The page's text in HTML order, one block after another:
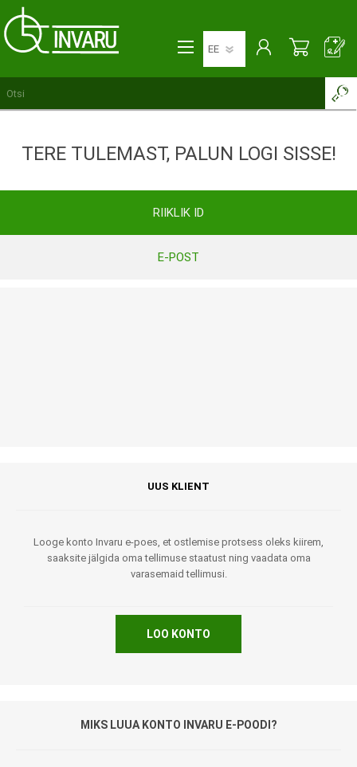
TERE TULEMAST, PALUN LOGI SISSE!
RIIKLIK ID
E-POST
UUS KLIENT
Looge konto Invaru e-poes, et ostlemise protsess oleks kiirem,
saaksite jälgida oma tellimuse staatust ning vaadata oma
varasemaid tellimusi.
LOO KONTO
MIKS LUUA KONTO INVARU E-POODI?